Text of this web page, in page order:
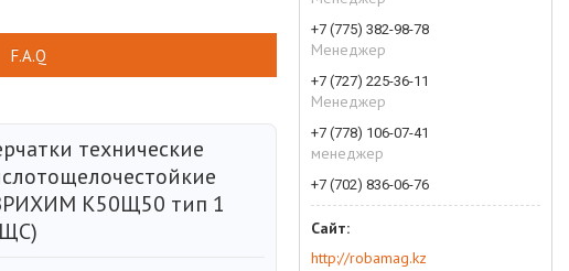
F.A.Q
технические
К50Щ50 тип 1
+7 (775) 382-98-78
Менеджер
+7 (727) 225-36-11
Менеджер
+7 (778) 106-07-41
менеджер
+7 (702) 836-06-76
http://robamag.kz